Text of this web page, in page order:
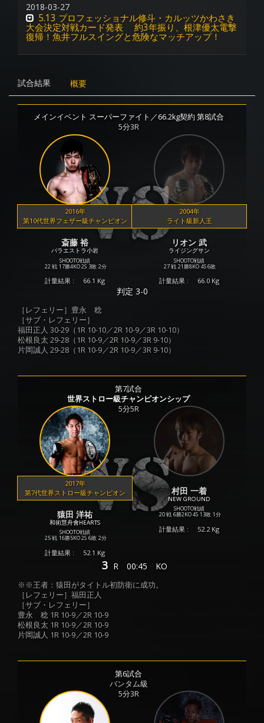
2018-03-27
5.13 プロフェッショナル修斗・カルッツかわさき
大会決定対戦カード発表 約3年振り、根津優太電撃
復帰！魚井フルスイングと危険なマッチアップ！
試合結果 概要
メインイベント スーパーファイト／66.2kg契約 第8試合
5分3R
2016年
第10代世界フェザー級チャンピオン
斎藤 裕
パラエストラ小岩
SHOOTO戦績
22 戦 17勝4KO 2S 3敗 2分
計量結果 : 66.1 Kg
2004年
ライト級新人王
リオン 武
ライジングサン
SHOOTO戦績
27 戦 21勝8KO 4S 6敗
計量結果 : 66.0 Kg
判定 3-0
［レフェリー］豊永 稔
［サブ・レフェリー］
福田正人 30-29（1R 10-10／2R 10-9／3R 10-10）
松根良太 29-28（1R 10-9／2R 10-9／3R 9-10）
片岡誠人 29-28（1R 10-9／2R 10-9／3R 9-10）
第7試合
世界ストロー級チャンピオンシップ
5分5R
2017年
第7代世界ストロー級チャンピオン
猿田 洋祐
和術慧舟會HEARTS
SHOOTO戦績
25 戦 16勝5KO 2S 6敗 2分
計量結果 : 52.1 Kg
村田 一着
NEW GROUND
SHOOTO戦績
20 戦 6勝2KO 4S 13敗 1分
計量結果 : 52.2 Kg
3 R 00:45 KO
※※王者：猿田がタイトル初防衛に成功。
［レフェリー］福田正人
［サブ・レフェリー］
豊永 稔 1R 10-9／2R 10-9
松根良太 1R 10-9／2R 10-9
片岡誠人 1R 10-9／2R 10-9
第6試合
バンタム級
5分3R